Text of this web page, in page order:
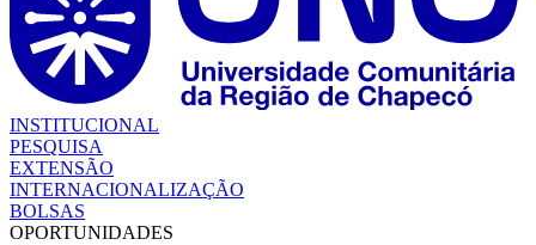
INSTITUCIONAL
PESQUISA
EXTENSÃO
INTERNACIONALIZAÇÃO
BOLSAS
OPORTUNIDADES